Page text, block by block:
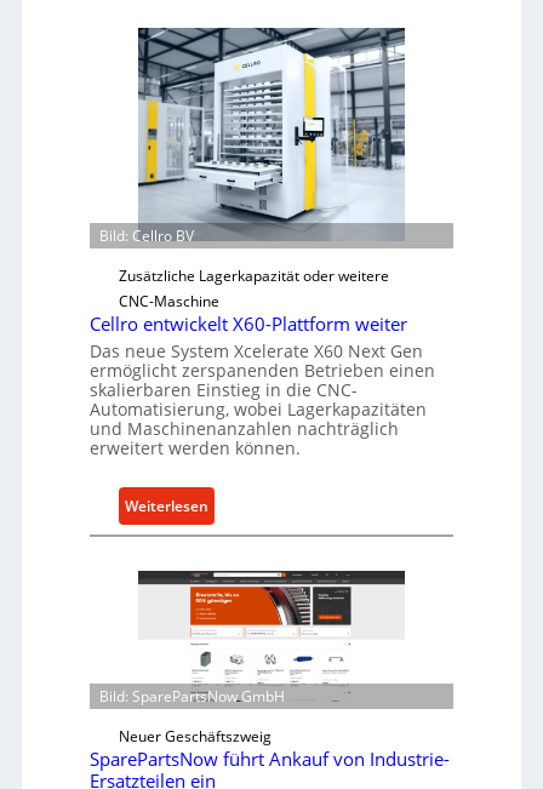
c
h
a
n
i
s
h
e
b
e
r
l
a
s
s
c
u
t
z
f
ü
r
d
Bild: Cellro BV
Zusätzliche Lagerkapazität oder weitere
CNC-Maschine
Cellro entwickelt X60-Plattform weiter
Das neue System Xcelerate X60 Next Gen
ermöglicht zerspanenden Betrieben einen
skalierbaren Einstieg in die CNC-
Automatisierung, wobei Lagerkapazitäten
und Maschinenanzahlen nachträglich
erweitert werden können.
Weiterlesen
C
l
l
r
o
e
n
t
w
i
Bild: SparePartsNow GmbH
Neuer Geschäftszweig
SparePartsNow führt Ankauf von Industrie-
Ersatzteilen ein